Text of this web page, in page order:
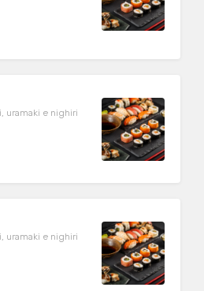
uramaki e nighiri
uramaki e nighiri